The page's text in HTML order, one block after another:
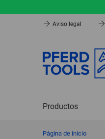
Aviso legal
Productos
Página de inicio